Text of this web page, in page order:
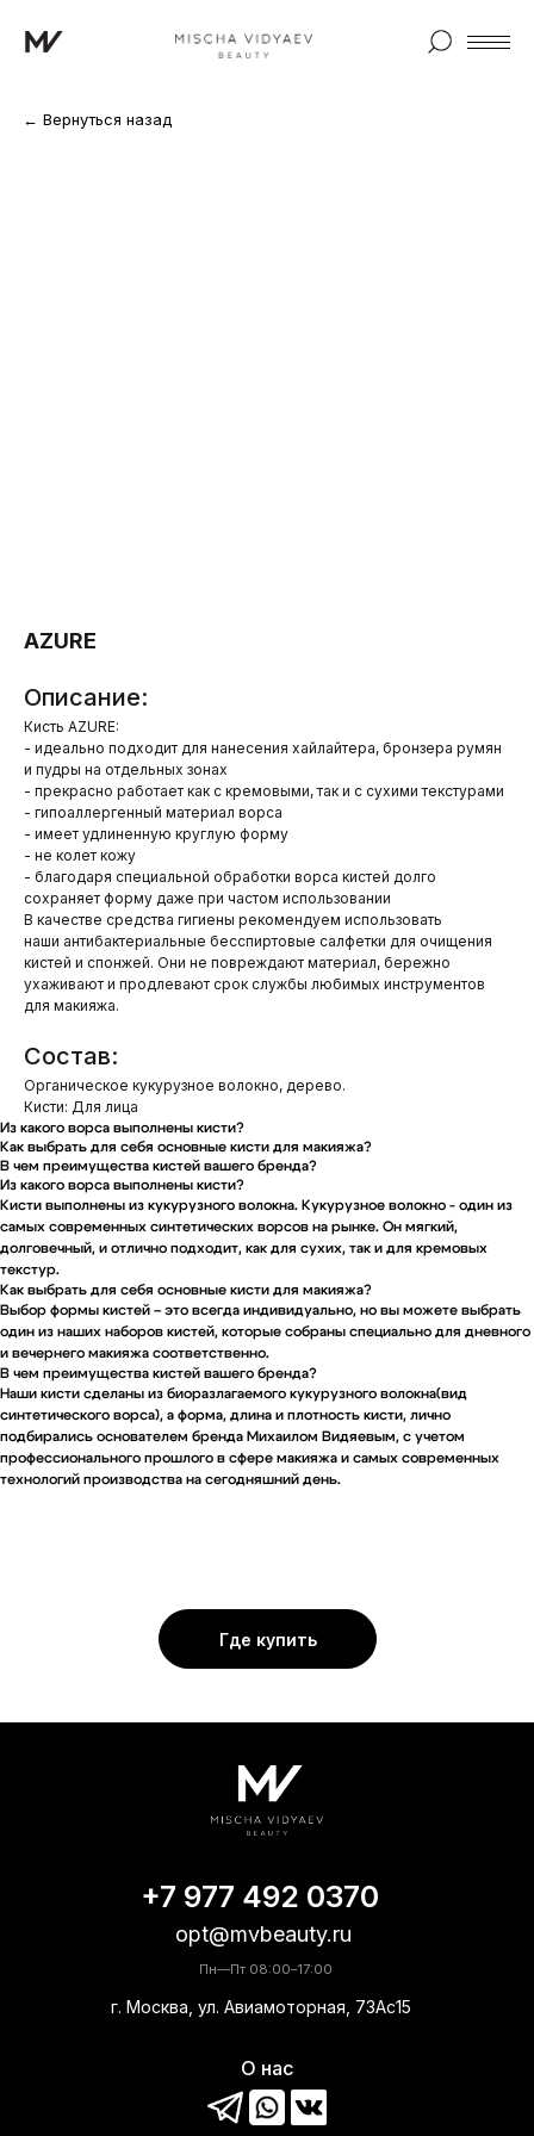
← Вернуться назад
AZURE
Описание:
Кисть AZURE:
- идеально подходит для нанесения хайлайтера, бронзера румян
и пудры на отдельных зонах
- прекрасно работает как с кремовыми, так и с сухими текстурами
- гипоаллергенный материал ворса
- имеет удлиненную круглую форму
- не колет кожу
- благодаря специальной обработки ворса кистей долго
сохраняет форму даже при частом использовании
В качестве средства гигиены рекомендуем использовать
наши антибактериальные бесспиртовые салфетки для очищения
кистей и спонжей. Они не повреждают материал, бережно
ухаживают и продлевают срок службы любимых инструментов
для макияжа.
Состав:
Органическое кукурузное волокно, дерево.
Кисти: Для лица
Из какого ворса выполнены кисти?
Как выбрать для себя основные кисти для макияжа?
В чем преимущества кистей вашего бренда?
Из какого ворса выполнены кисти?
Кисти выполнены из кукурузного волокна. Кукурузное волокно - один из
самых современных синтетических ворсов на рынке. Он мягкий,
долговечный, и отлично подходит, как для сухих, так и для кремовых
текстур.
Как выбрать для себя основные кисти для макияжа?
Выбор формы кистей – это всегда индивидуально, но вы можете выбрать
один из наших наборов кистей, которые собраны специально для дневного
и вечернего макияжа соответственно.
В чем преимущества кистей вашего бренда?
Наши кисти сделаны из биоразлагаемого кукурузного волокна(вид
синтетического ворса), а форма, длина и плотность кисти, лично
подбирались основателем бренда Михаилом Видяевым, с учетом
профессионального прошлого в сфере макияжа и самых современных
технологий производства на сегодняшний день.
Где купить
г. Москва, ул. Авиамоторная, 73Ас15
opt@mvbeauty.ru
+7 977 492 0370
Пн—Пт 08:00–17:00
О нас